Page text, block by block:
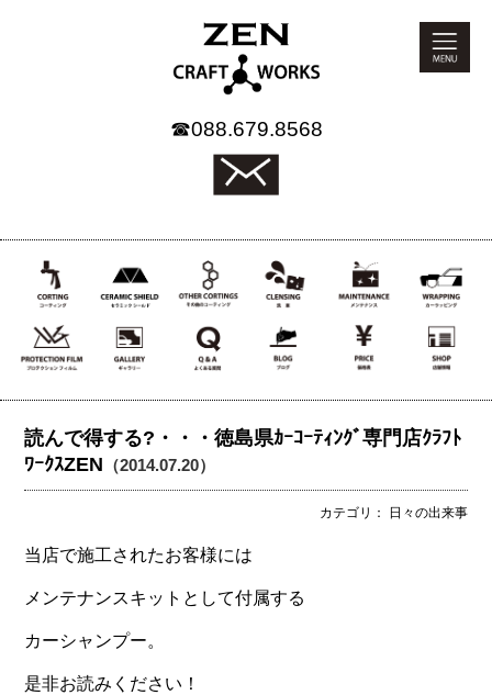
☎088.679.8568
読んで得する?・・・徳島県ｶｰｺｰﾃｨﾝｸﾞ専門店ｸﾗﾌﾄ
ﾜｰｸｽZEN （2014.07.20）
カテゴリ： 日々の出来事
当店で施工されたお客様には
メンテナンスキットとして付属する
カーシャンプー。
是非お読みください！